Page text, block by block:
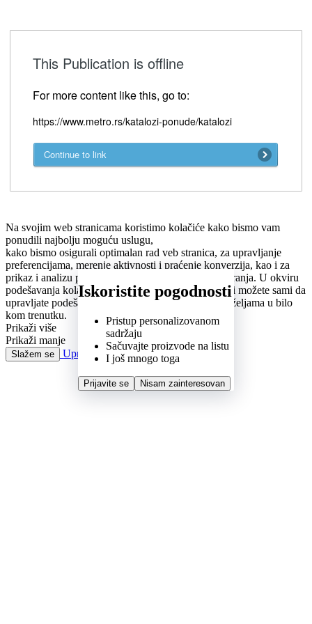
This Publication is offline
For more content like this, go to:
https://www.metro.rs/katalozi-ponude/katalozi
Continue to link
Iskoristite pogodnosti
Pristup personalizovanom
sadržaju
Sačuvajte proizvode na listu
I još mnogo toga
Prijavite se Nisam zainteresovan